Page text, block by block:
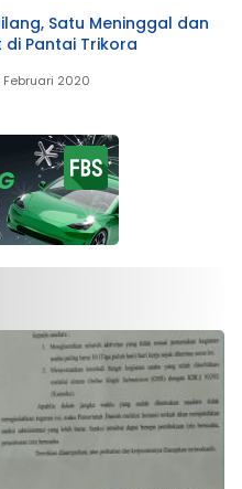
Satu Meninggal dan
di Pantai Trikora
Februari 2020